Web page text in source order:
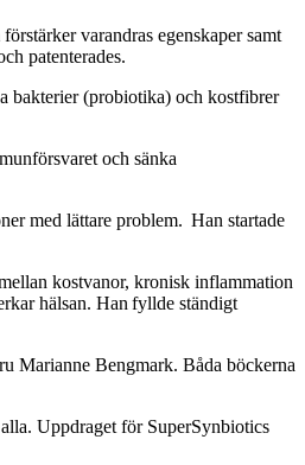
varandras egenskaper samt
patenterades.
bakterier (probiotika) och kostfibrer
och sänka
med lättare problem. Han startade
kostvanor, kronisk inflammation
hälsan. Han fyllde ständigt
Marianne Bengmark. Båda böckerna
Uppdraget för SuperSynbiotics